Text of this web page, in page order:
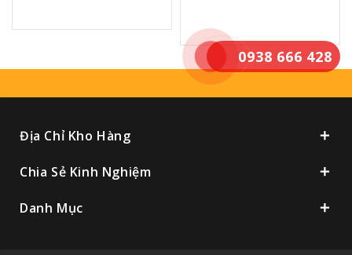
Địa Chỉ Kho Hàng
Chia Sẻ Kinh Nghiệm
Danh Mục
0938 666 428